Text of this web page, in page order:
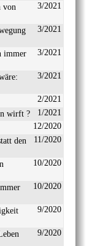
von
3/2021
3/2021
immer
3/2021
3/2021
2/2021
wirft ?
1/2021
12/2020
den
11/2020
10/2020
10/2020
9/2020
9/2020